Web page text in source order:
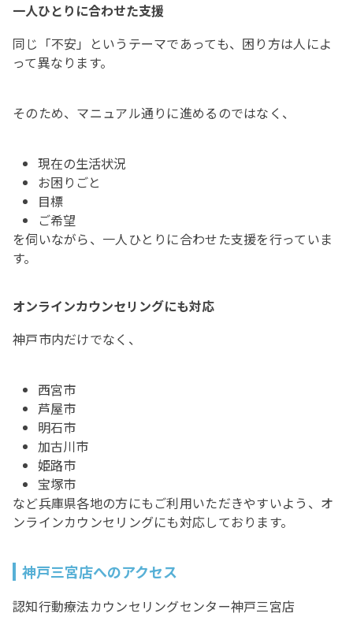
一人ひとりに合わせた支援
同じ「不安」というテーマであっても、困り方は人によ
って異なります。
そのため、マニュアル通りに進めるのではなく、
現在の生活状況
お困りごと
目標
ご希望
を伺いながら、一人ひとりに合わせた支援を行っていま
す。
オンラインカウンセリングにも対応
神戸市内だけでなく、
西宮市
芦屋市
明石市
加古川市
姫路市
宝塚市
など兵庫県各地の方にもご利用いただきやすいよう、オ
ンラインカウンセリングにも対応しております。
神戸三宮店へのアクセス
認知行動療法カウンセリングセンター神戸三宮店